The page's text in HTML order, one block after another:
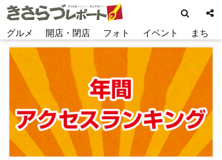
コ
ン
ン
グルメ 開店・閉店 フォト イベント まち
索